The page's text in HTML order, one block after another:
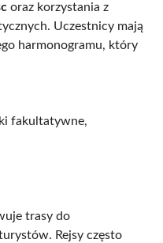
oraz korzystania z
Uczestnicy mają
harmonogramu, który
fakultatywne,
trasy do
Rejsy często